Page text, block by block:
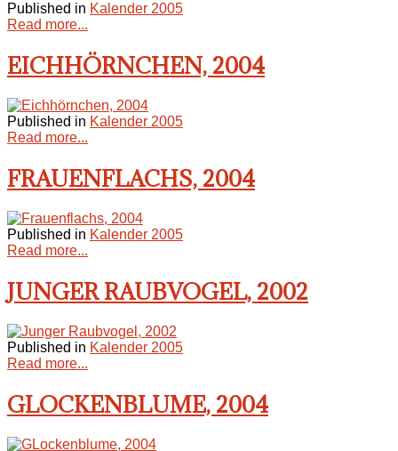
Published in Kalender 2005
Read more...
EICHHÖRNCHEN, 2004
Published in Kalender 2005
Read more...
FRAUENFLACHS, 2004
Published in Kalender 2005
Read more...
JUNGER RAUBVOGEL, 2002
Published in Kalender 2005
Read more...
GLOCKENBLUME, 2004